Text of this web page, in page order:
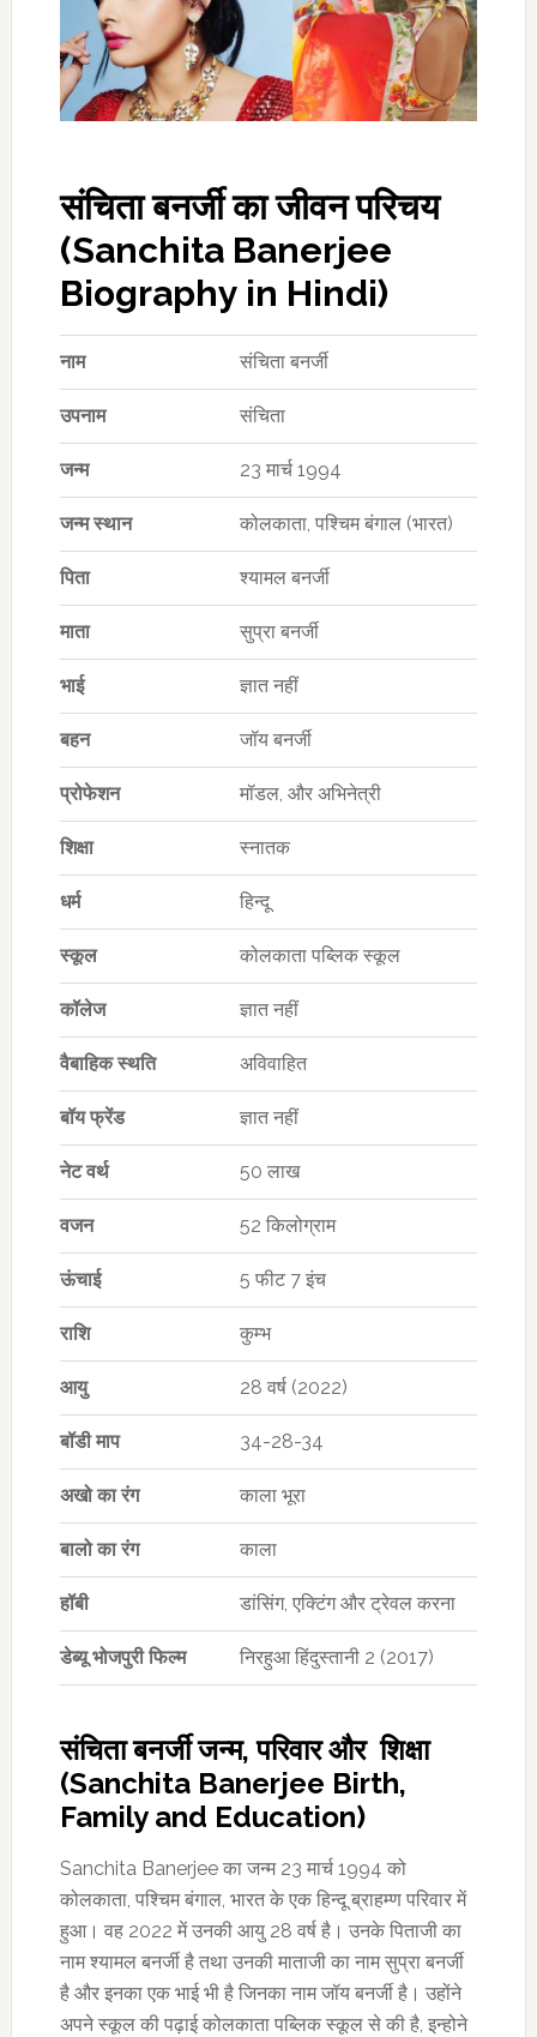
संचिता बनर्जी का जीवन परिचय
(Sanchita Banerjee
Biography in Hindi)
नाम संचिता बनर्जी
उपनाम संचिता
जन्म 23 मार्च 1994
जन्म स्थान कोलकाता, पश्चिम बंगाल (भारत)
पिता श्यामल बनर्जी
माता सुप्रा बनर्जी
भाई ज्ञात नहीं
बहन जॉय बनर्जी
प्रोफेशन मॉडल, और अभिनेत्री
शिक्षा स्नातक
धर्म हिन्दू
स्कूल कोलकाता पब्लिक स्कूल
कॉलेज ज्ञात नहीं
वैबाहिक स्थति अविवाहित
बॉय फ्रेंड ज्ञात नहीं
नेट वर्थ 50 लाख
वजन 52 किलोग्राम
ऊंचाई 5 फीट 7 इंच
राशि कुम्भ
आयु 28 वर्ष (2022)
बॉडी माप 34-28-34
अखो का रंग काला भूरा
बालो का रंग काला
हॉबी डांसिंग, एक्टिंग और ट्रेवल करना
डेब्यूभोजपुरीफिल्म निरहुआ हिंदुस्तानी 2 (2017)
संचिता बनर्जी जन्म, परिवार और शिक्षा
(Sanchita Banerjee Birth,
Family and Education)
Sanchita Banerjee का जन्म 23 मार्च 1994 को
कोलकाता, पश्चिम बंगाल, भारत के एक हिन्दू ब्राहम्ण परिवार में
हुआ। वह 2022 में उनकी आयु 28 वर्ष है। उनके पिताजी का
नाम श्यामल बनर्जी है तथा उनकी माताजी का नाम सुप्रा बनर्जी
है और इनका एक भाई भी है जिनका नाम जॉय बनर्जी है। उहोंने
अपने स्कूल की पढ़ाई कोलकाता पब्लिक स्कूल से की है, इन्होने